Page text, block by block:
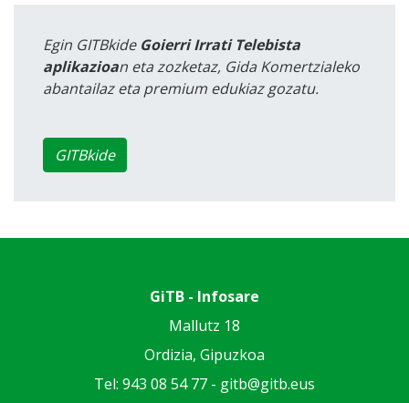
Egin GITBkide Goierri Irrati Telebista
aplikazioan eta zozketaz, Gida Komertzialeko
abantailaz eta premium edukiaz gozatu.
GITBkide
GiTB - Infosare
Mallutz 18
Ordizia, Gipuzkoa
Tel: 943 08 54 77 - gitb@gitb.eus